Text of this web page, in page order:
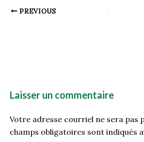
PREVIOUS
Laisser un commentaire
Votre adresse courriel ne sera pas
champs obligatoires sont indiqués